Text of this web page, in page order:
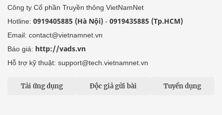
Công ty Cổ phần Truyền thông VietNamNet
Hotline: 0919405885 (Hà Nội) - 0919435885 (Tp.HCM)
Email: contact@vietnamnet.vn
Báo giá: http://vads.vn
Hỗ trợ kỹ thuật: support@tech.vietnamnet.vn
Tải ứng dụng Độc giả gửi bài Tuyển dụng